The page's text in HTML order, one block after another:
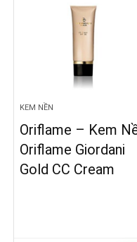
KEM NỀN
Oriflame – Kem
Oriflame Giordani
Gold CC Cream